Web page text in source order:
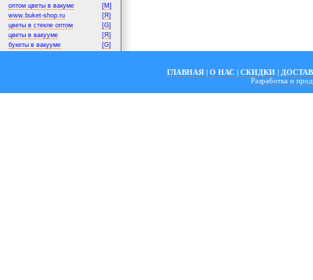
оптом цветы в вакуме
[M]
www.buket-shop.ru
[Я]
цветы в стекле оптом
[G]
цветы в вакууме
[Я]
букеты в вакууме
[G]
ГЛАВНАЯ | О НАС | СКИДКИ |
Разработка и